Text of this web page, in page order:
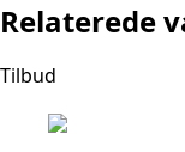
Relaterede
Tilbud